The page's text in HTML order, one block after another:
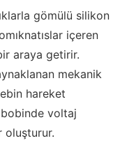
gömülü silikon
içeren
araya getirir.
mekanik
hareket
voltaj
oluşturur.